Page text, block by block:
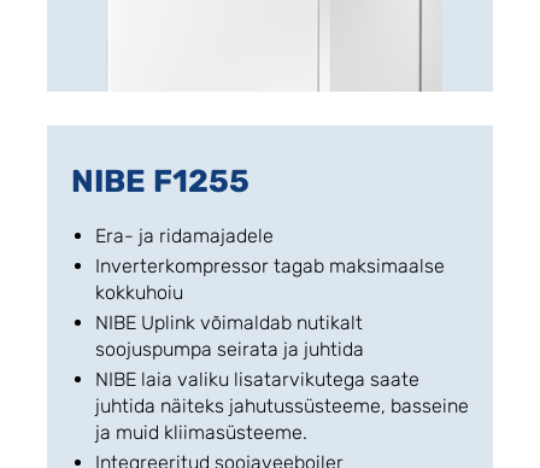
NIBE F1255
Era- ja ridamajadele
Inverterkompressor tagab maksimaalse
kokkuhoiu
NIBE Uplink võimaldab nutikalt
soojuspumpa seirata ja juhtida
NIBE laia valiku lisatarvikutega saate
juhtida näiteks jahutussüsteeme, basseine
ja muid kliimasüsteeme.
Integreeritud soojaveeboiler